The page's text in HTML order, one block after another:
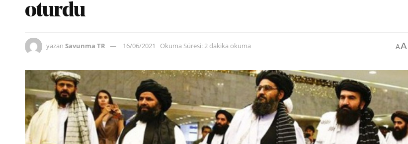
oturdu
yazan Savunma TR 16/06/2021 Okuma Süresi: 2 dakika okuma AA